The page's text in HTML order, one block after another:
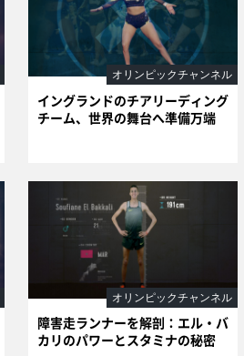
イングランドのチアリーディング
チーム、世界の舞台へ準備万端
オリンピックチャンネル
障害走ランナーを解剖：エル・バ
カリのパワーとスタミナの秘密
オリンピックチャンネル